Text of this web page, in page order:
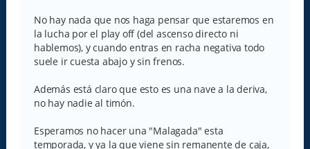
No hay nada que nos haga pensar que estaremos en
la lucha por el play off (del ascenso directo ni
hablemos), y cuando entras en racha negativa todo
suele ir cuesta abajo y sin frenos.
Además está claro que esto es una nave a la deriva,
no hay nadie al timón.
Esperamos no hacer una "Malagada" esta
temporada, y ya la que viene sin remanente de caja,